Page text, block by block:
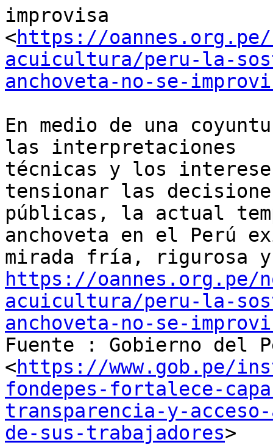
improvisa
<https://
acuicultura/peru-la-
anchoveta-no-se-
En medio de una
las interpretaciones
técnicas y los
tensionar las
públicas, la actual
anchoveta en el Perú
https://oannes.org.pe/
acuicultura/peru-la-
anchoveta-no-se-
Fuente : Gobierno del
<https://www.gob.pe/
fondepes-fortalece-
transparencia-y-
de-sus-trabajadores>